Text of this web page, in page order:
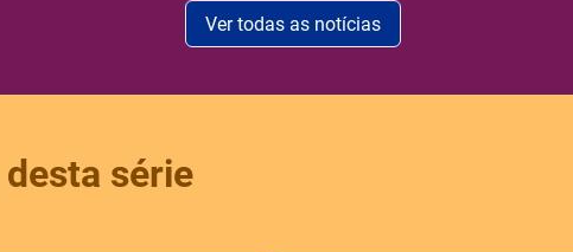
Ver todas as notícias
série